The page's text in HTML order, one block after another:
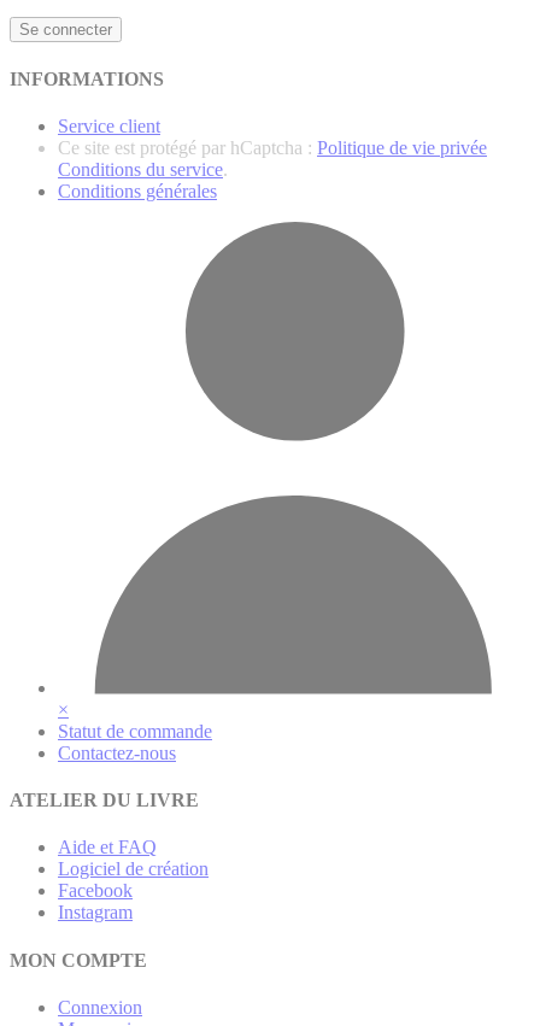
Se connecter
INFORMATIONS
Service client
Ce site est protégé par hCaptcha : Politique de vie privée
Conditions du service.
Conditions générales
×
Statut de commande
Contactez-nous
ATELIER DU LIVRE
Aide et FAQ
Logiciel de création
Facebook
Instagram
MON COMPTE
Connexion